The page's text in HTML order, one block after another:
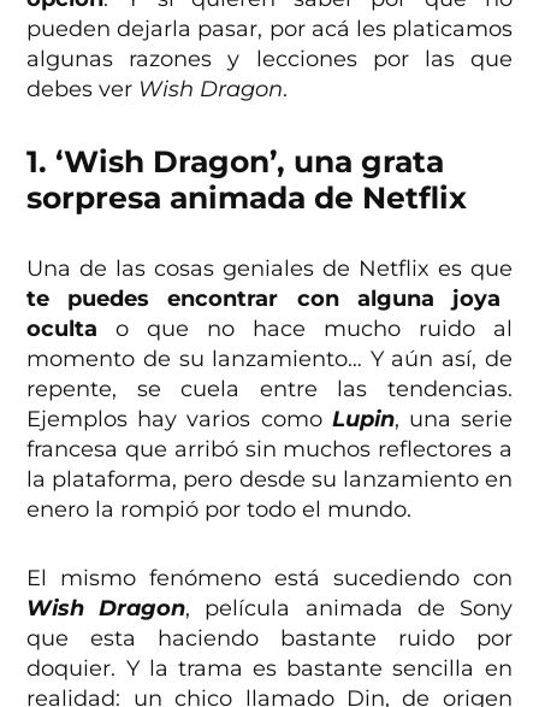
pueden dejarla pasar, por acá les platicamos
algunas razones y lecciones por las que
debes ver Wish Dragon.
1. ‘Wish Dragon’, una grata
sorpresa animada de Netflix
Una de las cosas geniales de Netflix es que
te puedes encontrar con alguna joya
oculta o que no hace mucho ruido al
momento de su lanzamiento… Y aún así, de
repente, se cuela entre las tendencias.
Ejemplos hay varios como Lupin, una serie
francesa que arribó sin muchos reflectores a
la plataforma, pero desde su lanzamiento en
enero la rompió por todo el mundo.
El mismo fenómeno está sucediendo con
Wish Dragon, película animada de Sony
que esta haciendo bastante ruido por
doquier. Y la trama es bastante sencilla en
realidad: un chico llamado Din, de origen